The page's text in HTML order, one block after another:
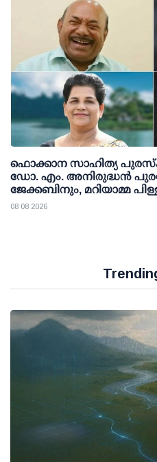
ഫൊക്കാന സാഹിത്യ
ഡോ. എം. അനിരുദ്ധന്‍
ജേക്കബിനും, മറിയാമ്മ
കാനയ്ക്കും
08 08 2026